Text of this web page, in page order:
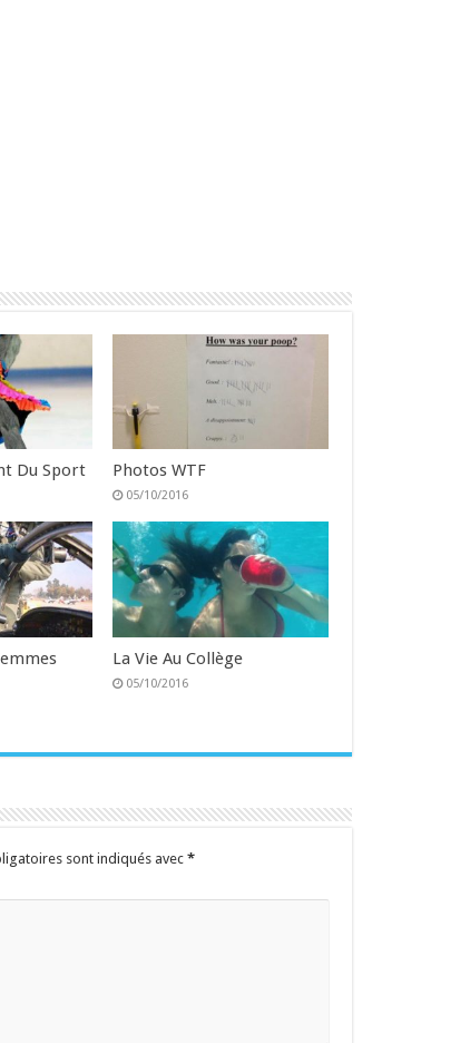
Du Sport Photos WTF
05/10/2016
La Vie Au Collège
05/10/2016
sont indiqués avec *